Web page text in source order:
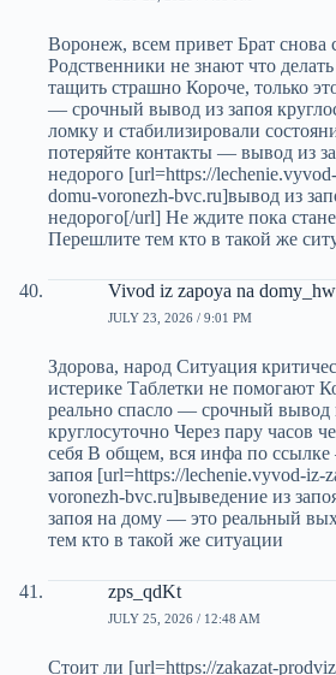
Воронеж, всем привет Брат снова
Родственники не знают что
тащить страшно Короче, только
— срочный вывод из запоя
ломку и стабилизировали
потеряйте контакты — вывод из
недорого [url=https://
domu-voronezh-bvc.ru]вывод из
недорого[/url] Не ждите пока
Перешлите тем кто в такой же
Vivod iz zapoya na
JULY 23, 2026 / 9:01 PM
Здорова, народ Ситуация
истерике Таблетки не помогают
реально спасло — срочный вывод
круглосуточно Через пару часов
себя В общем, вся инфа по
запоя [url=https://lechenie.vyvod-iz-
voronezh-bvc.ru]выведение из
запоя на дому — это реальный
тем кто в такой же ситуации
zps_qdKt
JULY 25, 2026 / 12:48 AM
Стоит ли [url=https://zakazat-